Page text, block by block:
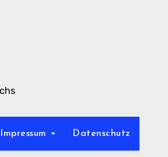
Impressum Datenschutz